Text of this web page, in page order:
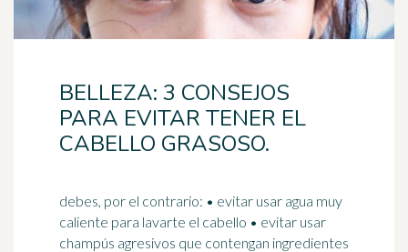
BELLEZA: 3 CONSEJOS
PARA EVITAR TENER EL
CABELLO GRASOSO.
debes, por el contrario: • evitar usar agua muy
caliente para lavarte el cabello • evitar usar
champús agresivos que contengan ingredientes